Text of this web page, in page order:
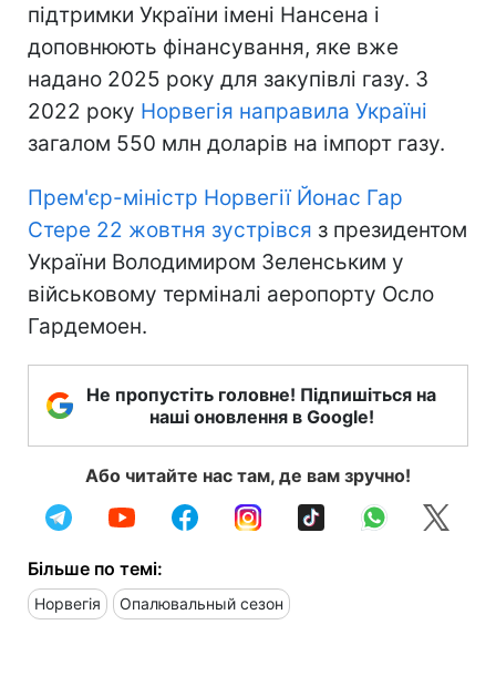
підтримки України імені Нансена і
доповнюють фінансування, яке вже
надано 2025 року для закупівлі газу. З
2022 року Норвегія направила Україні
загалом 550 млн доларів на імпорт газу.
Прем'єр-міністр Норвегії Йонас Гар
Стере 22 жовтня зустрівся з президентом
України Володимиром Зеленським у
військовому терміналі аеропорту Осло
Гардемоен.
Не пропустіть головне! Підпишіться на
наші оновлення в Google!
Або читайте нас там, де вам зручно!
Більше по темі:
Норвегія Опалювальный сезон